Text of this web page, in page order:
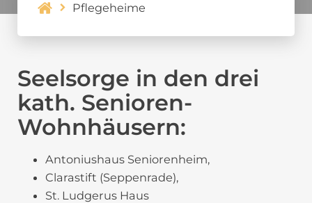
Pflegeheime
Seelsorge in den drei
kath. Senioren-
Wohnhäusern:
Antoniushaus Seniorenheim,
Clarastift (Seppenrade),
St. Ludgerus Haus